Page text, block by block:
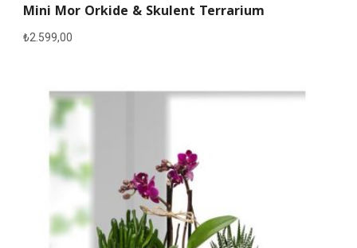
Mini Mor Orkide & Skulent Terrarium
₺2.599,00